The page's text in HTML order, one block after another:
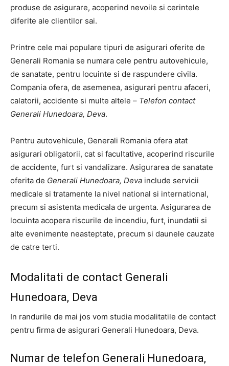
produse de asigurare, acoperind nevoile si cerintele
diferite ale clientilor sai.
Printre cele mai populare tipuri de asigurari oferite de
Generali Romania se numara cele pentru autovehicule,
de sanatate, pentru locuinte si de raspundere civila.
Compania ofera, de asemenea, asigurari pentru afaceri,
calatorii, accidente si multe altele – Telefon contact
Generali Hunedoara, Deva.
Pentru autovehicule, Generali Romania ofera atat
asigurari obligatorii, cat si facultative, acoperind riscurile
de accidente, furt si vandalizare. Asigurarea de sanatate
oferita de Generali Hunedoara, Deva include servicii
medicale si tratamente la nivel national si international,
precum si asistenta medicala de urgenta. Asigurarea de
locuinta acopera riscurile de incendiu, furt, inundatii si
alte evenimente neasteptate, precum si daunele cauzate
de catre terti.
Modalitati de contact Generali
Hunedoara, Deva
In randurile de mai jos vom studia modalitatile de contact
pentru firma de asigurari Generali Hunedoara, Deva.
Numar de telefon Generali Hunedoara,